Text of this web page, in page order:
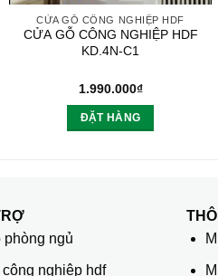
CỬA GỖ CÔNG NGHIỆP HDF
CỬA GỖ CÔNG NGHIỆP HDF
KD.4N-C1
1.990.000₫
ĐẶT HÀNG
phòng ngủ
nghiệp hdf